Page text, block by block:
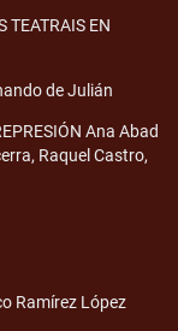
TEATRAIS EN
de Julián
Ana Abad
Raquel Castro,
Ramírez López